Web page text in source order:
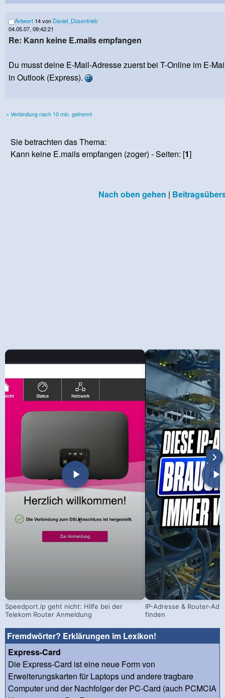
Antwort 14 von Daniel_Düsentrieb
04.05.07, 09:42:21
Re: Kann keine E.mails empfangen
Du musst deine E-Mail-Adresse zuerst bei T-Online im E-
in Outlook (Express).
« Verbindung nach 10 min. getrennt
Sie betrachten das Thema:
Kann keine E.mails empfangen (zoger) - Seiten: [1]
Nach oben gehen |
Speedport.ip geht nicht: Hilfe bei der
Telekom Router Anmeldung
IP-Adresse & Router-
finden
Fremdwörter? Erklärungen im Lexikon!
Express-Card
Die Express-Card ist eine neue Form von
Erweiterungskarten für Laptops und andere tragbare
Computer und der Nachfolger der PC-Card (auch PCMCIA